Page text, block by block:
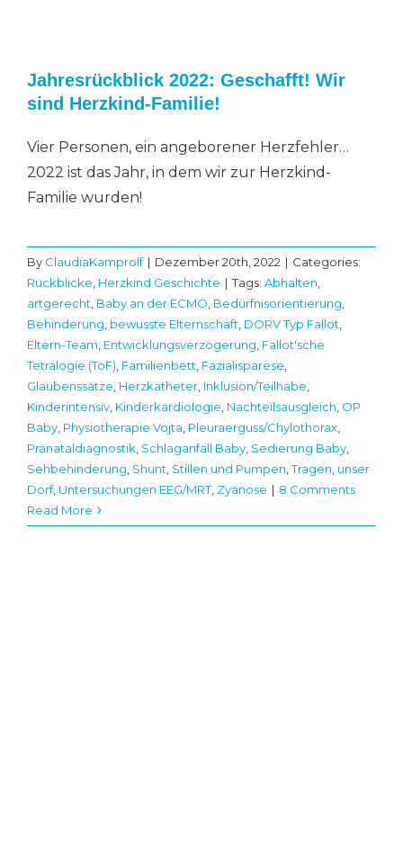
Jahresrückblick 2022: Geschafft! Wir
sind Herzkind-Familie!
Vier Personen, ein angeborener Herzfehler…
2022 ist das Jahr, in dem wir zur Herzkind-
Familie wurden!
By ClaudiaKamprolf | Dezember 20th, 2022 | Categories:
Rückblicke Herzkind Geschichte | Tags: Abhalten
artgerecht Baby an der ECMO Bedürfnisorientierung
Behinderung bewusste Elternschaft DORV Typ Fallot
Eltern-Team Entwicklungsverzögerung Fallot'sche
Tetralogie (ToF) Familienbett Fazialisparese
Glaubenssätze Herzkatheter, Inklusion/Teilhabe
Kinderintensiv, Kinderkardiologie Nachteilsausgleich OP
Baby, Physiotherapie Vojta Pleuraerguss/Chylothorax,
Pränataldiagnostik Schlaganfall Baby, Sedierung Baby,
Sehbehinderung Shunt Stillen und Pumpen ,Tragen unser
Dorf, Untersuchungen EEG/MRT, Zyanose | 8 Comments
Read More